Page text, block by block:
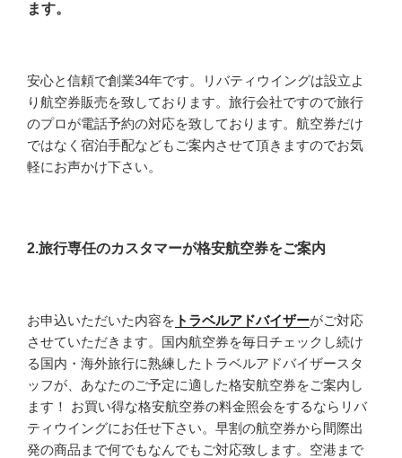
ます。
安心と信頼で創業34年です。リバティウイングは設立よ
り航空券販売を致しております。旅行会社ですので旅行
のプロが電話予約の対応を致しております。航空券だけ
ではなく宿泊手配などもご案内させて頂きますのでお気
軽にお声かけ下さい。
2.旅行専任のカスタマーが格安航空券をご案内
お申込いただいた内容を トラベルアドバイザーがご対応
させていただきます。国内航空券を毎日チェックし続け
る国内・海外旅行に熟練したトラベルアドバイザースタ
ッフが、あなたのご予定に適した格安航空券をご案内し
ます！ お買い得な格安航空券の料金照会をするならリバ
ティウイングにお任せ下さい。早割の航空券から間際出
発の商品まで何でもなんでもご対応致します。空港まで